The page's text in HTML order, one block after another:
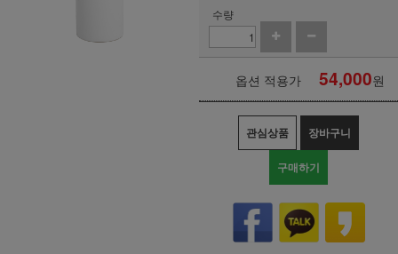
수량
옵션 적용가 54,000원
관심상품 장바구니
구매하기